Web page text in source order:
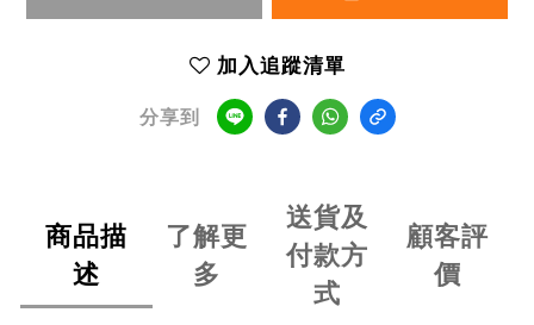
加入追蹤清單
分享到
商品描
述
了解更
多
送貨及
付款方
式
顧客評
價